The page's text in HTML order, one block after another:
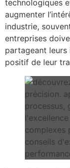
technologiques
augmenter
industrie,
entreprises
partageant leurs
positif de leur